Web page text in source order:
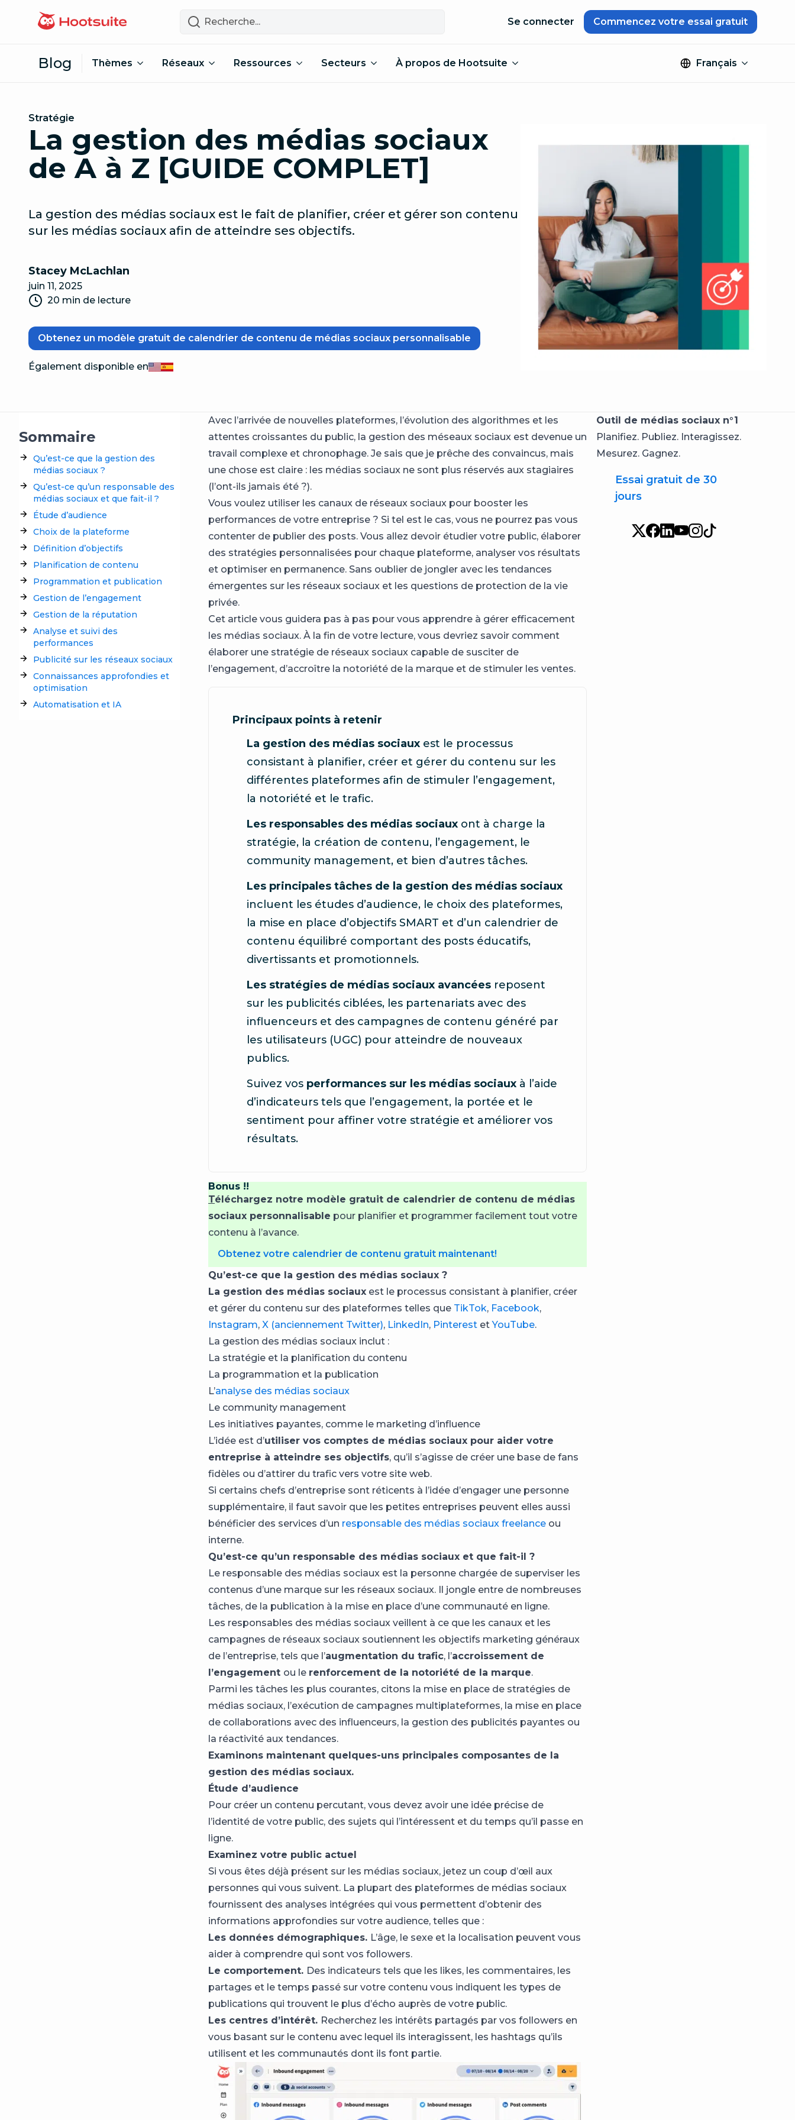
Recherche
Se connecter Commencez votre essai gratuit
Blog Thèmes Réseaux Ressources Secteurs À propos de Hootsuite Français
Stratégie
La gestion des médias sociaux
de A à Z [GUIDE COMPLET]
La gestion des médias sociaux est le fait de planifier, créer et gérer son contenu
sur les médias sociaux afin de atteindre ses objectifs.
Stacey McLachlan
juin 11, 2025
20 min de lecture
Obtenez un modèle gratuit de calendrier de contenu de médias sociaux personnalisable
Également disponible enEnglish
Español
Sommaire
Qu’est-ce que la gestion des
médias sociaux ?
Qu’est-ce qu’un responsable des
médias sociaux et que fait-il ?
Étude d’audience
Choix de la plateforme
Définition d’objectifs
Planification de contenu
Programmation et publication
Gestion de l’engagement
Gestion de la réputation
Analyse et suivi des
performances
Publicité sur les réseaux sociaux
Connaissances approfondies et
optimisation
Automatisation et IA
Avec l’arrivée de nouvelles plateformes, l’évolution des algorithmes et les
attentes croissantes du public, la gestion des méseaux sociaux est devenue un
travail complexe et chronophage. Je sais que je prêche des convaincus, mais
une chose est claire : les médias sociaux ne sont plus réservés aux stagiaires
(l’ont-ils jamais été ?).
Vous voulez utiliser les canaux de réseaux sociaux pour booster les
performances de votre entreprise ? Si tel est le cas, vous ne pourrez pas vous
contenter de publier des posts. Vous allez devoir étudier votre public, élaborer
des stratégies personnalisées pour chaque plateforme, analyser vos résultats
et optimiser en permanence. Sans oublier de jongler avec les tendances
émergentes sur les réseaux sociaux et les questions de protection de la vie
privée.
Cet article vous guidera pas à pas pour vous apprendre à gérer efficacement
les médias sociaux. À la fin de votre lecture, vous devriez savoir comment
élaborer une stratégie de réseaux sociaux capable de susciter de
l’engagement, d’accroître la notoriété de la marque et de stimuler les ventes.
Principaux points à retenir
La gestion des médias sociaux est le processus
consistant à planifier, créer et gérer du contenu sur les
différentes plateformes afin de stimuler l’engagement,
la notoriété et le trafic.
Les responsables des médias sociaux ont à charge la
stratégie, la création de contenu, l’engagement, le
community management, et bien d’autres tâches.
Les principales tâches de la gestion des médias sociaux
incluent les études d’audience, le choix des plateformes,
la mise en place d’objectifs SMART et d’un calendrier de
contenu équilibré comportant des posts éducatifs,
divertissants et promotionnels.
Les stratégies de médias sociaux avancées reposent
sur les publicités ciblées, les partenariats avec des
influenceurs et des campagnes de contenu généré par
les utilisateurs (UGC) pour atteindre de nouveaux
publics.
Suivez vos performances sur les médias sociaux à l’aide
d’indicateurs tels que l’engagement, la portée et le
sentiment pour affiner votre stratégie et améliorer vos
résultats.
Bonus !!
Téléchargez notre modèle gratuit de calendrier de contenu de médias
sociaux personnalisable pour planifier et programmer facilement tout votre
contenu à l’avance.
Obtenez votre calendrier de contenu gratuit maintenant!
Qu’est-ce que la gestion des médias sociaux ?
La gestion des médias sociaux est le processus consistant à planifier, créer
et gérer du contenu sur des plateformes telles que TikTok, Facebook,
Instagram, X (anciennement Twitter), LinkedIn, Pinterest etYouTube.
La gestion des médias sociaux inclut :
La stratégie et la planification du contenu
La programmation et la publication
L’analyse des médias sociaux
Le community management
Les initiatives payantes, comme le marketing d’influence
L’idée est d’utiliser vos comptes de médias sociaux pour aider votre
entreprise à atteindre ses objectifs, qu’il s’agisse de créer une base de fans
fidèles ou d’attirer du trafic vers votre site web.
Si certains chefs d’entreprise sont réticents à l’idée d’engager une personne
supplémentaire, il faut savoir que les petites entreprises peuvent elles aussi
bénéficier des services d’un responsable des médias sociaux freelance ou
interne.
Qu’est-ce qu’un responsable des médias sociaux et que fait-il ?
Le responsable des médias sociaux est la personne chargée de superviser les
contenus d’une marque sur les réseaux sociaux. Il jongle entre de nombreuses
tâches, de la publication à la mise en place d’une communauté en ligne.
Les responsables des médias sociaux veillent à ce que les canaux et les
campagnes de réseaux sociaux soutiennent les objectifs marketing généraux
de l’entreprise, tels que l’augmentation du trafic, l’accroissement de
l’engagement ou le renforcement de la notoriété de la marque.
Parmi les tâches les plus courantes, citons la mise en place de stratégies de
médias sociaux, l’exécution de campagnes multiplateformes, la mise en place
de collaborations avec des influenceurs, la gestion des publicités payantes ou
la réactivité aux tendances.
Examinons maintenant quelques-uns principales composantes de la
gestion des médias sociaux.
Étude d’audience
Pour créer un contenu percutant, vous devez avoir une idée précise de
l’identité de votre public, des sujets qui l’intéressent et du temps qu’il passe en
ligne.
Examinez votre public actuel
Si vous êtes déjà présent sur les médias sociaux, jetez un coup d’œil aux
personnes qui vous suivent. La plupart des plateformes de médias sociaux
fournissent des analyses intégrées qui vous permettent d’obtenir des
informations approfondies sur votre audience, telles que :
Les données démographiques. L’âge, le sexe et la localisation peuvent vous
aider à comprendre qui sont vos followers.
Le comportement. Des indicateurs tels que les likes, les commentaires, les
partages et le temps passé sur votre contenu vous indiquent les types de
publications qui trouvent le plus d’écho auprès de votre public.
Les centres d’intérêt. Recherchez les intérêts partagés par vos followers en
vous basant sur le contenu avec lequel ils interagissent, les hashtags qu’ils
utilisent et les communautés dont ils font partie.
Outil de médias sociaux n°1
Planifiez. Publiez. Interagissez.
Mesurez. Gagnez.
Essai gratuit de 30
jours